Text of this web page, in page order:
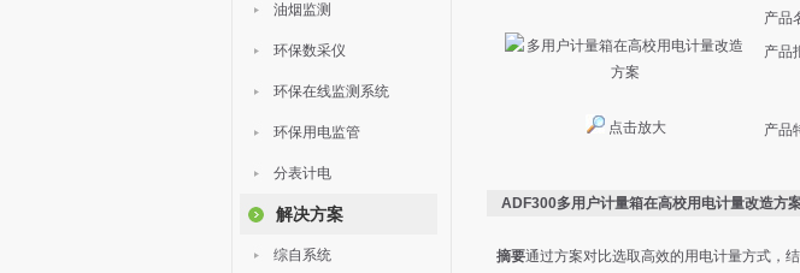
油烟监测
环保数采仪
环保在线监测系统
环保用电监管
分表计电
解决方案
综自系统
点击放大
产品
产品
产品
ADF300多用户计量箱在高校用电计量改造方
摘要通过方案对比选取高效的用电计量方式，